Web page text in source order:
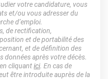
votre candidature, vous
et/ou vous adresser du
d’emploi.
de rectification,
et de portabilité des
et de définition des
données après votre décès.
cliquantici. En cas de
être introduite auprès de la